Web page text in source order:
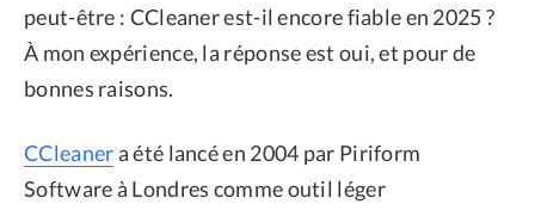
peut-être : CCleaner est-il encore fiable en 2025 ?
À mon expérience, la réponse est oui, et pour de
bonnes raisons.
CCleanera été lancé en 2004 par Piriform
Software à Londres comme outil léger